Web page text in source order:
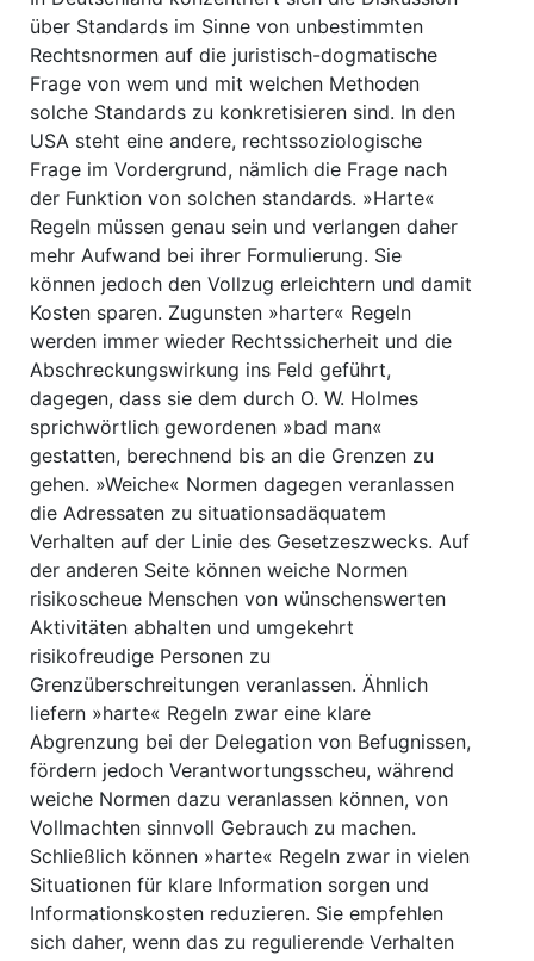
über Standards im Sinne von unbestimmten
Rechtsnormen auf die juristisch-dogmatische
Frage von wem und mit welchen Methoden
solche Standards zu konkretisieren sind. In den
USA steht eine andere, rechtssoziologische
Frage im Vordergrund, nämlich die Frage nach
der Funktion von solchen standards. »Harte«
Regeln müssen genau sein und verlangen daher
mehr Aufwand bei ihrer Formulierung. Sie
können jedoch den Vollzug erleichtern und damit
Kosten sparen. Zugunsten »harter« Regeln
werden immer wieder Rechtssicherheit und die
Abschreckungswirkung ins Feld geführt,
dagegen, dass sie dem durch O. W. Holmes
sprichwörtlich gewordenen »bad man«
gestatten, berechnend bis an die Grenzen zu
gehen. »Weiche« Normen dagegen veranlassen
die Adressaten zu situationsadäquatem
Verhalten auf der Linie des Gesetzeszwecks. Auf
der anderen Seite können weiche Normen
risikoscheue Menschen von wünschenswerten
Aktivitäten abhalten und umgekehrt
risikofreudige Personen zu
Grenzüberschreitungen veranlassen. Ähnlich
liefern »harte« Regeln zwar eine klare
Abgrenzung bei der Delegation von Befugnissen,
fördern jedoch Verantwortungsscheu, während
weiche Normen dazu veranlassen können, von
Vollmachten sinnvoll Gebrauch zu machen.
Schließlich können »harte« Regeln zwar in vielen
Situationen für klare Information sorgen und
Informationskosten reduzieren. Sie empfehlen
sich daher, wenn das zu regulierende Verhalten